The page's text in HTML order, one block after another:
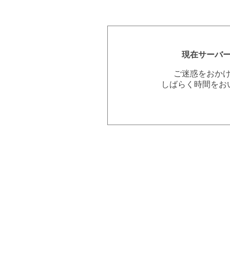
現在サーバ
ご迷惑をおか
しばらく時間を